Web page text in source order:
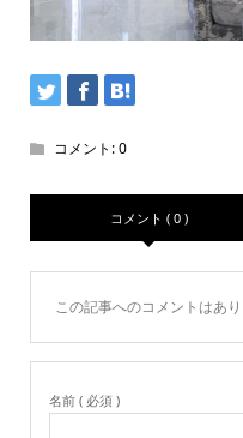
コメント:0
コメント ( 0 )
この記事へのコメントはあり
名前 ( 必須 )